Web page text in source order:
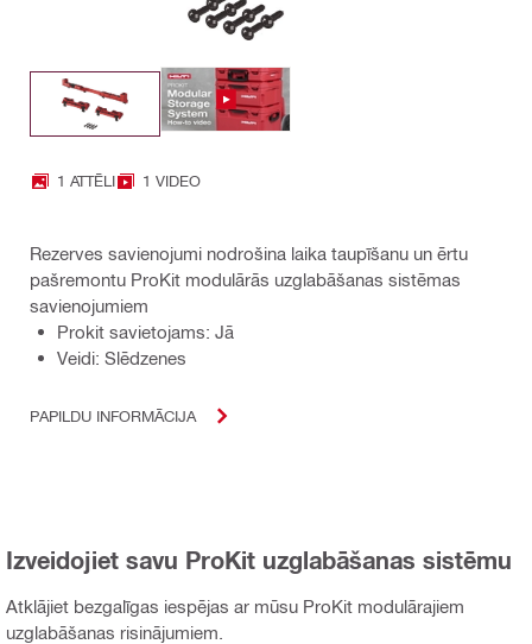
1 ATTĒLI 1 VIDEO
Rezerves savienojumi nodrošina laika taupīšanu un ērtu
pašremontu ProKit modulārās uzglabāšanas sistēmas
savienojumiem
Prokit savietojams: Jā
Veidi: Slēdzenes
PAPILDU INFORMĀCIJA
Izveidojiet savu ProKit uzglabāšanas sistēmu
Atklājiet bezgalīgas iespējas ar mūsu ProKit modulārajiem
uzglabāšanas risinājumiem.